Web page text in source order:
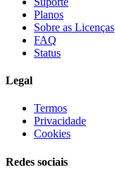
Planos
Sobre as Licenças
FAQ
Status
Legal
Termos
Privacidade
Cookies
Redes sociais